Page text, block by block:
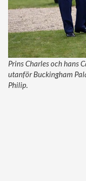
Prins Charles och hans
utanför Buckingham
Philip.